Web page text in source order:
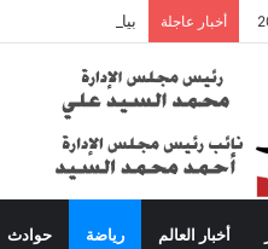
أخبار عاجلة بيان عاجل من
أخبار العالم رياضة حوادث